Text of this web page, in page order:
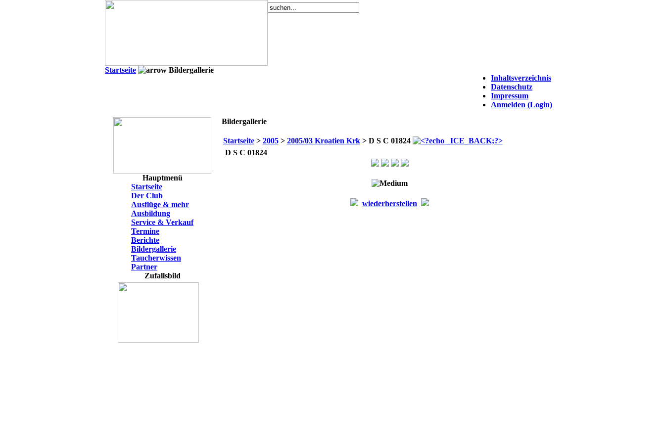
Startseite
Bildergallerie
Inhaltsverzeichnis
Datenschutz
Impressum
Anmelden (Login)
Hauptmenü
Startseite
Der Club
Ausflüge & mehr
Ausbildung
Service & Verkauf
Termine
Berichte
Bildergallerie
Taucherwissen
Partner
Zufallsbild
Bildergallerie
Startseite> 2005> 2005/03 Kroatien Krk> D S C 01824
D S C 01824
wiederherstellen